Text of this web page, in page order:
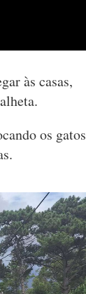
às casas,
os gatos